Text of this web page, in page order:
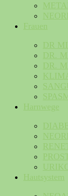
Frauen
DR
DR.
DR.
Harnwege
Hautsystem